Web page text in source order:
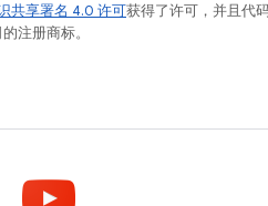
共享署名 4.0 许可获得了许可，并且代
注册商标。